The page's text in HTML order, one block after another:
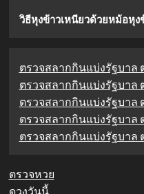
วิธีหุงข้าวเหนียวด้วยหม้อหุ
ตรวจสลากกินแบ่งรัฐบาล
ตรวจสลากกินแบ่งรัฐบาล
ตรวจสลากกินแบ่งรัฐบาล
ตรวจสลากกินแบ่งรัฐบาล
ตรวจสลากกินแบ่งรัฐบาล
ตรวจหวย
ดวงวันนี้